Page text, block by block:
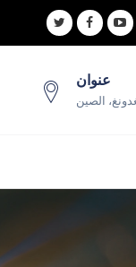
عنوان
الصين